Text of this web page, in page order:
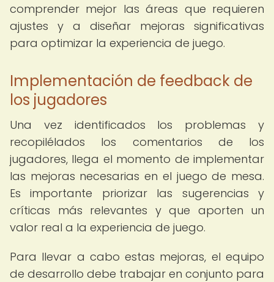
comprender mejor las áreas que requieren
ajustes y a diseñar mejoras significativas
para optimizar la experiencia de juego.
Implementación de feedback de
los jugadores
Una vez identificados los problemas y
recopilélados los comentarios de los
jugadores, llega el momento de implementar
las mejoras necesarias en el juego de mesa.
Es importante priorizar las sugerencias y
críticas más relevantes y que aporten un
valor real a la experiencia de juego.
Para llevar a cabo estas mejoras, el equipo
de desarrollo debe trabajar en conjunto para